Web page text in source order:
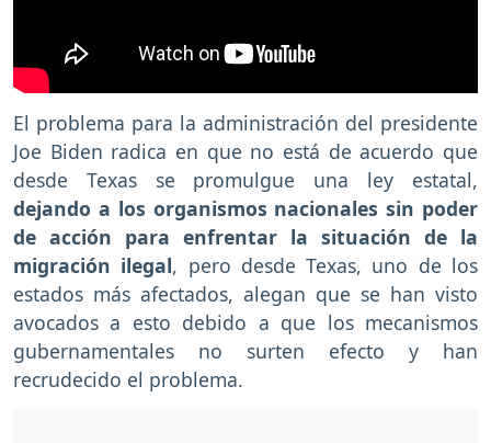
El problema para la administración del presidente
Joe Biden radica en que no está de acuerdo que
desde Texas se promulgue una ley estatal,
dejando a los organismos nacionales sin poder
de acción para enfrentar la situación de la
migración ilegal, pero desde Texas, uno de los
estados más afectados, alegan que se han visto
avocados a esto debido a que los mecanismos
gubernamentales no surten efecto y han
recrudecido el problema.